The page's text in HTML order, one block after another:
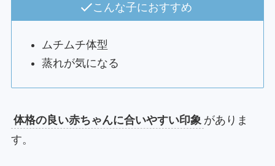
こんな子におすすめ
ムチムチ体型
蒸れが気になる
体格の良い赤ちゃんに合いやすい印象 がありま
す。